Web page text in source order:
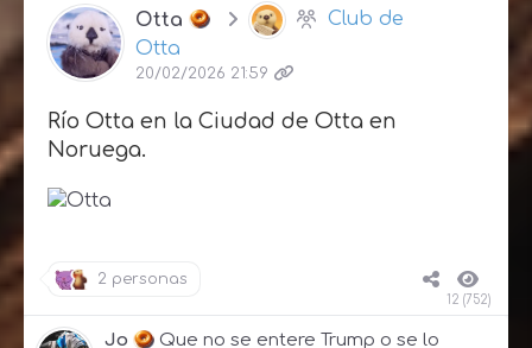
Otta
Club de
Otta
20/02/2026 21:59
Río Otta en la Ciudad de Otta en
Noruega.
2 personas
12 (752)
Jo
Que no se entere Trump o se lo